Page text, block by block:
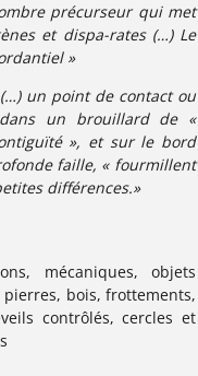
précurseur qui met
et dispa-rates (…) Le
»
un point de contact ou
un brouillard de «
», et sur le bord
faille, « fourmillent
différences.»
mécaniques, objets
bois, frottements,
contrôlés, cercles et